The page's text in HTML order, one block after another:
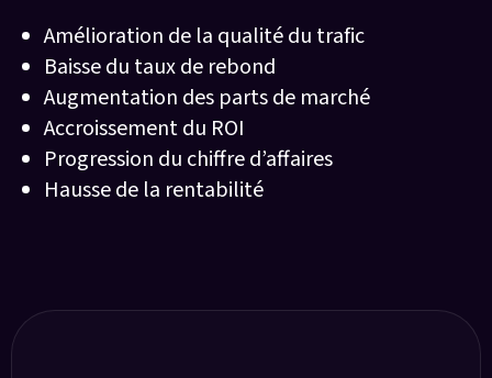
Amélioration de la qualité du trafic
Baisse du taux de rebond
Augmentation des parts de marché
Accroissement du ROI
Progression du chiffre d’affaires
Hausse de la rentabilité